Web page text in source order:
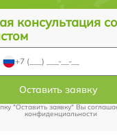
консультация со
Оставить заявку
"Оставить заявку" Вы
конфиденциальности